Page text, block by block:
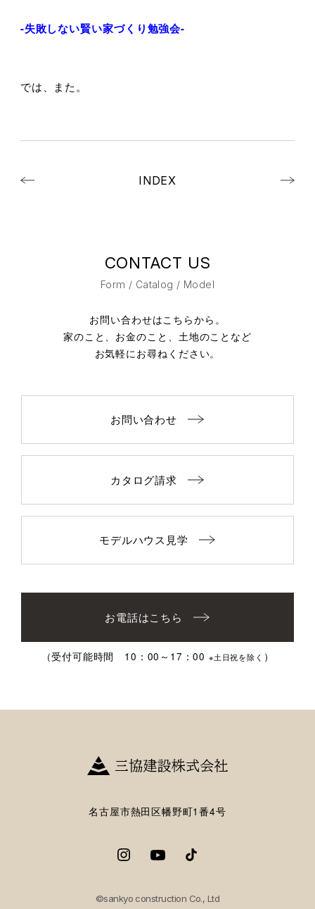
-失敗しない賢い家づくり勉強会-
では、また。
INDEX
CONTACT US
Form / Catalog / Model
お問い合わせはこちらから。
家のこと、お金のこと、土地のことなど
お気軽にお尋ねください。
お問い合わせ
カタログ請求
モデルハウス見学
お電話はこちら
（受付可能時間 10：00～17：00 ※土日祝を除く ）
名古屋市熱田区幡野町1番4号
©sankyo construction Co., Ltd